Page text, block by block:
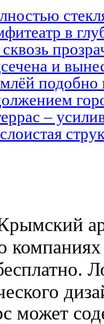
в
и
–
может